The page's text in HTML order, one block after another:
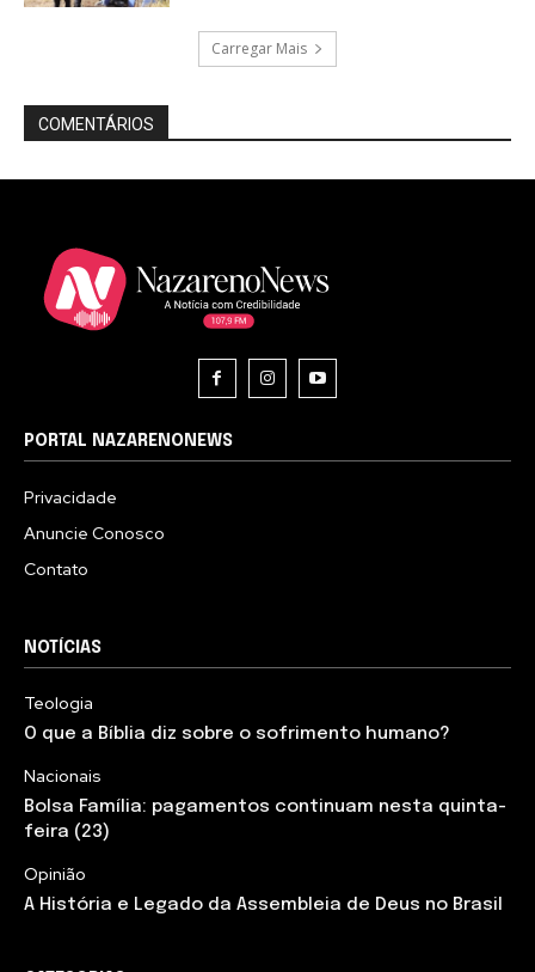
Carregar Mais
COMENTÁRIOS
PORTAL NAZARENONEWS
Privacidade
Anuncie Conosco
Contato
NOTÍCIAS
Teologia
O que a Bíblia diz sobre o sofrimento humano?
Nacionais
Bolsa Família: pagamentos continuam nesta quinta-
feira (23)
Opinião
A História e Legado da Assembleia de Deus no Brasil